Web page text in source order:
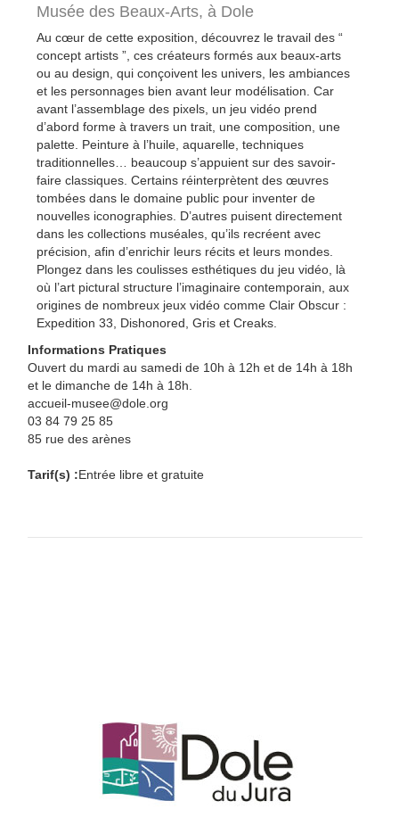
Musée des Beaux-Arts, à Dole
Au cœur de cette exposition, découvrez le travail des “
concept artists ”, ces créateurs formés aux beaux-arts
ou au design, qui conçoivent les univers, les ambiances
et les personnages bien avant leur modélisation. Car
avant l’assemblage des pixels, un jeu vidéo prend
d’abord forme à travers un trait, une composition, une
palette. Peinture à l’huile, aquarelle, techniques
traditionnelles… beaucoup s’appuient sur des savoir-
faire classiques. Certains réinterprètent des œuvres
tombées dans le domaine public pour inventer de
nouvelles iconographies. D’autres puisent directement
dans les collections muséales, qu’ils recréent avec
précision, afin d’enrichir leurs récits et leurs mondes.
Plongez dans les coulisses esthétiques du jeu vidéo, là
où l’art pictural structure l’imaginaire contemporain, aux
origines de nombreux jeux vidéo comme Clair Obscur :
Expedition 33, Dishonored, Gris et Creaks.
Informations Pratiques
Ouvert du mardi au samedi de 10h à 12h et de 14h à 18h
et le dimanche de 14h à 18h.
accueil-musee@dole.org
03 84 79 25 85
85 rue des arènes
Tarif(s) :Entrée libre et gratuite